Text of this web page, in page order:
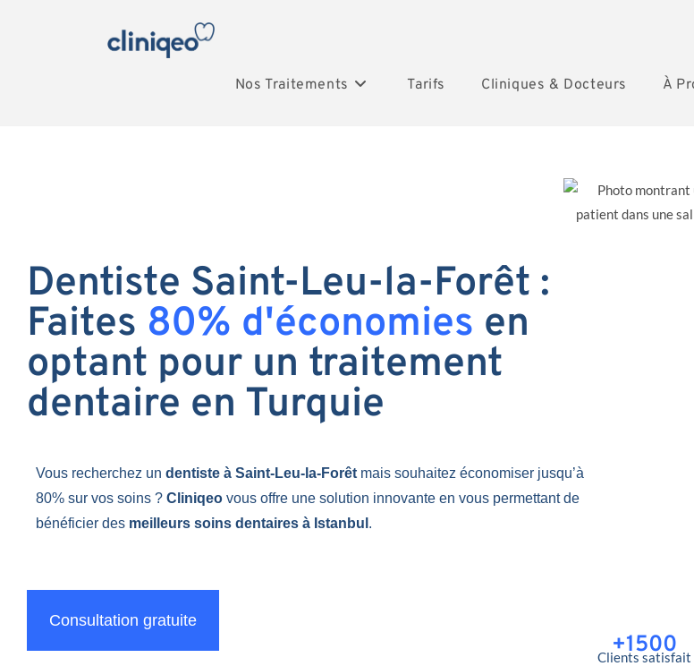
Nos Traitements Tarifs Cliniques & Docteurs À
Dentiste Saint-Leu-la-Forêt :
Faites 80% d'économies en
optant pour un traitement
dentaire en Turquie
Vous recherchez un dentiste à Saint-Leu-la-Forêt mais souhaitez économiser jusqu’à
80% sur vos soins ? Cliniqeo vous offre une solution innovante en vous permettant de
bénéficier des meilleurs soins dentaires à Istanbul .
Consultation gratuite
+1500
Clients satisfait